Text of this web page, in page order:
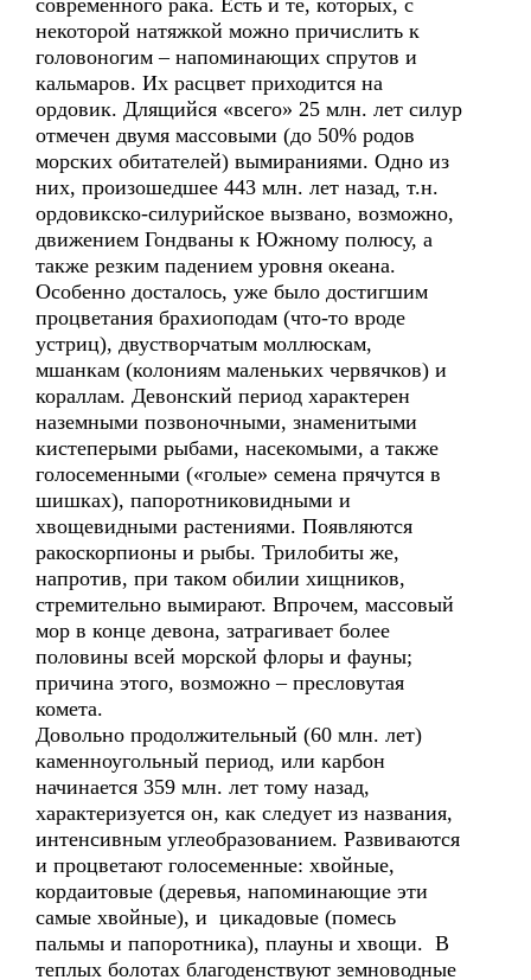
современного рака. Есть и те, которых, с
некоторой натяжкой можно причислить к
головоногим – напоминающих спрутов и
кальмаров. Их расцвет приходится на
ордовик. Длящийся «всего» 25 млн. лет силур
отмечен двумя массовыми (до 50% родов
морских обитателей) вымираниями. Одно из
них, произошедшее 443 млн. лет назад, т.н.
ордовикско-силурийское вызвано, возможно,
движением Гондваны к Южному полюсу, а
также резким падением уровня океана.
Особенно досталось, уже было достигшим
процветания брахиоподам (что-то вроде
устриц), двустворчатым моллюскам,
мшанкам (колониям маленьких червячков) и
кораллам. Девонский период характерен
наземными позвоночными, знаменитыми
кистеперыми рыбами, насекомыми, а также
голосеменными («голые» семена прячутся в
шишках), папоротниковидными и
хвощевидными растениями. Появляются
ракоскорпионы и рыбы. Трилобиты же,
напротив, при таком обилии хищников,
стремительно вымирают. Впрочем, массовый
мор в конце девона, затрагивает более
половины всей морской флоры и фауны;
причина этого, возможно – пресловутая
комета.
Довольно продолжительный (60 млн. лет)
каменноугольный период, или карбон
начинается 359 млн. лет тому назад,
характеризуется он, как следует из названия,
интенсивным углеобразованием. Развиваются
и процветают голосеменные: хвойные,
кордаитовые (деревья, напоминающие эти
самые хвойные), и цикадовые (помесь
пальмы и папоротника), плауны и хвощи. В
теплых болотах благоденствуют земноводные